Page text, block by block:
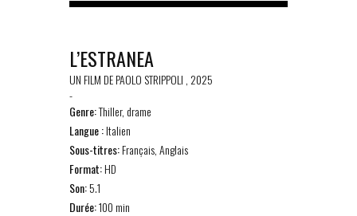
L’ESTRANEA
UN FILM DE PAOLO STRIPPOLI , 2025
-
Genre:Thiller, drame
Langue :Italien
Sous-titres:Français, Anglais
Format:HD
Son:5.1
Durée:100 min